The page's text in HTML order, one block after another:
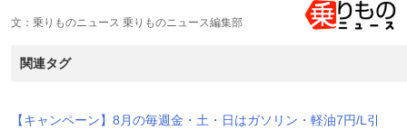
文：乗りものニュース 乗りものニュース編集部
関連タグ
【キャンペーン】8月の毎週金・土・日はガソリン・軽油7円/L引